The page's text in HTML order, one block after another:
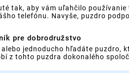
tak, aby vám uľahčilo
telefónu. Navyše, puzdro
pre dobrodružstvo
jednoducho hľadáte puzdro,
z tohto puzdra dokonalého